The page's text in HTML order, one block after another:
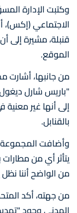
وكتبت الإدارة
الاجتماعي (إكس)،
قنبلة، مشيرة إلى
الموقع.
من جانبها، أشارت
"باريس شارل
إلى أنها غير
بالقنابل.
وأضافت المجموعة
يتأثر أي من مطارات
من الواضح أننا
من جهته، أكد